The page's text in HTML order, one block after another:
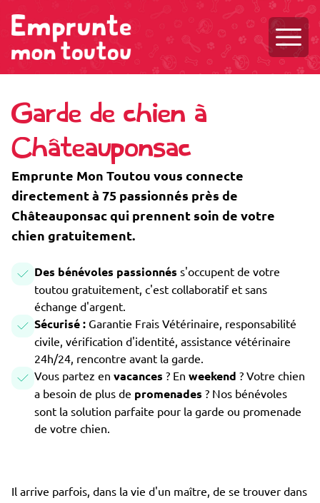
Garde de chien à
Châteauponsac
Emprunte Mon Toutou vous connecte
directement à 75 passionnés près de
Châteauponsac qui prennent soin de votre
chien gratuitement.
Des bénévoles passionnés s'occupent de votre
toutou gratuitement, c'est collaboratif et sans
échange d'argent.
Sécurisé : Garantie Frais Vétérinaire, responsabilité
civile, vérification d'identité, assistance vétérinaire
24h/24, rencontre avant la garde.
Vous partez en vacances ? En weekend ? Votre chien
a besoin de plus de promenades ? Nos bénévoles
sont la solution parfaite pour la garde ou promenade
de votre chien.
Il arrive parfois, dans la vie d'un maître, de se trouver dans